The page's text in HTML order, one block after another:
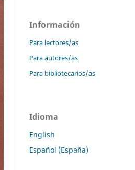
Información
Para lectores/as
Para autores/as
Para bibliotecarios/as
Idioma
English
Español (España)